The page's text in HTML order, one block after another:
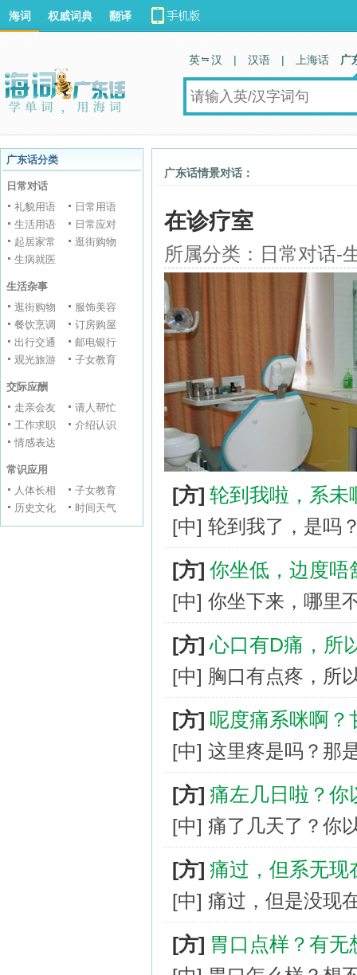
海词 权威词典 翻译
英 汉 | 汉语 | 上海话 广
广东话分类
日常对话
礼貌用语
日常用语
生活用语
日常应对
起居家常
逛街购物
生病就医
生活杂事
逛街购物
服饰美容
餐饮烹调
订房购屋
出行交通
邮电银行
观光旅游
子女教育
交际应酬
走亲会友
请人帮忙
工作求职
介绍认识
情感表达
常识应用
人体长相
子女教育
历史文化
时间天气
广东话情景对话：
在诊疗室
所属分类：日常对话-
[方] 轮到我啦，系未
[中] 轮到我了，是吗
[方] 你坐低，边度唔
[中] 你坐下来，哪里
[方] 心口有D痛，所
[中] 胸口有点疼，所
[方] 呢度痛系咪啊？
[中] 这里疼是吗？那
[方] 痛左几日啦？你
[中] 痛了几天了？你
[方] 痛过，但系无现
[中] 痛过，但是没现
[方] 胃口点样？有无